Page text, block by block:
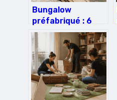
Bungalow
préfabriqué : 6
mètres de
modularité pour
optimiser vos
espaces de travail